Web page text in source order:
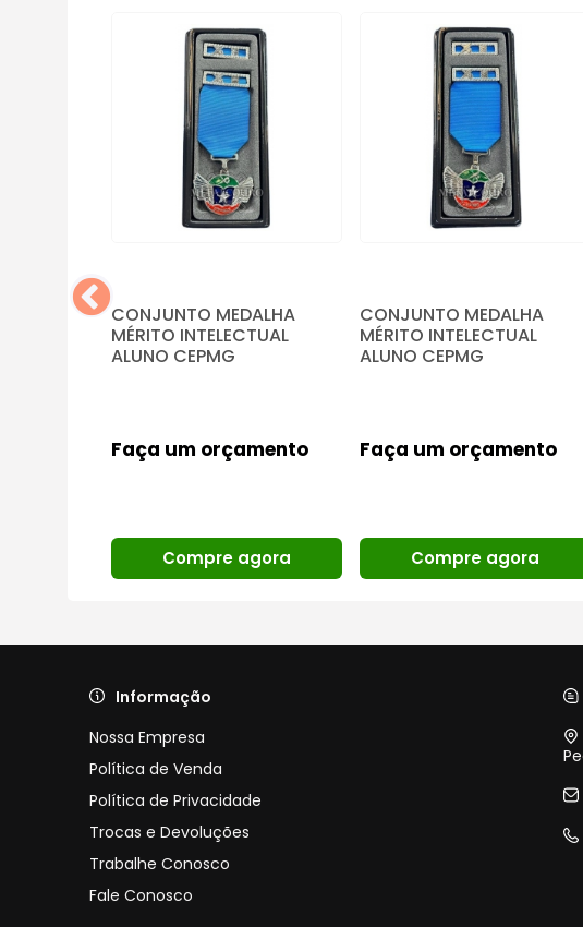
CONJUNTO MEDALHA
MÉRITO INTELECTUAL
ALUNO CEPMG
Faça um orçamento
Compre agora
CONJUNTO MEDALHA
MÉRITO INTELECTUAL
ALUNO CEPMG
Faça um orçamento
Compre agora
Informação
Nossa Empresa
Política de Venda
Política de Privacidade
Trocas e Devoluções
Trabalhe Conosco
Fale Conosco